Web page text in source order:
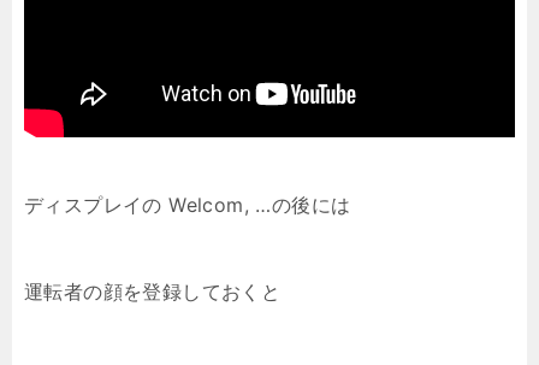
ディスプレイの Welcom, …の後には
運転者の顔を登録しておくと